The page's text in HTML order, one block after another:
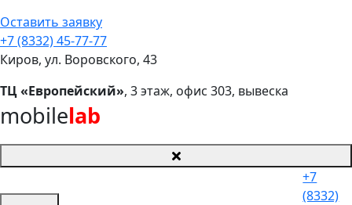
Оставить заявку
+7 (8332) 45-77-77
Киров, ул. Воровского, 43
ТЦ «Европейский», 3 этаж, офис 303, вывеска
mobilelab
+7
(8332)